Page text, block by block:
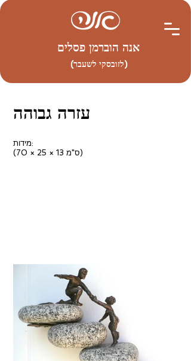
אנה הוברמן פסלים
(לזובסקי לשעבר)
עזרה גבוהה
מידות:
(70 × 25 × 13 ס"מ)